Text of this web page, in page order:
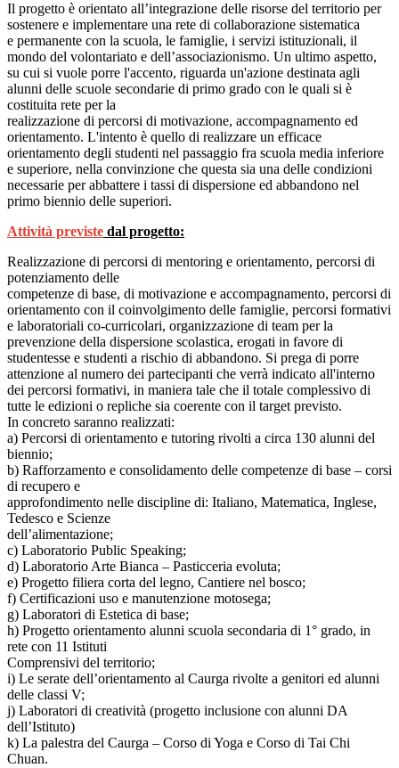
Il progetto è orientato all’integrazione delle risorse del territorio per
sostenere e implementare una rete di collaborazione sistematica
e permanente con la scuola, le famiglie, i servizi istituzionali, il
mondo del volontariato e dell’associazionismo. Un ultimo aspetto,
su cui si vuole porre l'accento, riguarda un'azione destinata agli
alunni delle scuole secondarie di primo grado con le quali si è
costituita rete per la
realizzazione di percorsi di motivazione, accompagnamento ed
orientamento. L'intento è quello di realizzare un efficace
orientamento degli studenti nel passaggio fra scuola media inferiore
e superiore, nella convinzione che questa sia una delle condizioni
necessarie per abbattere i tassi di dispersione ed abbandono nel
primo biennio delle superiori.
Attività previste dal progetto:
Realizzazione di percorsi di mentoring e orientamento, percorsi di
potenziamento delle
competenze di base, di motivazione e accompagnamento, percorsi di
orientamento con il coinvolgimento delle famiglie, percorsi formativi
e laboratoriali co-curricolari, organizzazione di team per la
prevenzione della dispersione scolastica, erogati in favore di
studentesse e studenti a rischio di abbandono. Si prega di porre
attenzione al numero dei partecipanti che verrà indicato all'interno
dei percorsi formativi, in maniera tale che il totale complessivo di
tutte le edizioni o repliche sia coerente con il target previsto.
In concreto saranno realizzati:
a) Percorsi di orientamento e tutoring rivolti a circa 130 alunni del
biennio;
b) Rafforzamento e consolidamento delle competenze di base – corsi
di recupero e
approfondimento nelle discipline di: Italiano, Matematica, Inglese,
Tedesco e Scienze
dell’alimentazione;
c) Laboratorio Public Speaking;
d) Laboratorio Arte Bianca – Pasticceria evoluta;
e) Progetto filiera corta del legno, Cantiere nel bosco;
f) Certificazioni uso e manutenzione motosega;
g) Laboratori di Estetica di base;
h) Progetto orientamento alunni scuola secondaria di 1° grado, in
rete con 11 Istituti
Comprensivi del territorio;
i) Le serate dell’orientamento al Caurga rivolte a genitori ed alunni
delle classi V;
j) Laboratori di creatività (progetto inclusione con alunni DA
dell’Istituto)
k) La palestra del Caurga – Corso di Yoga e Corso di Tai Chi
Chuan.